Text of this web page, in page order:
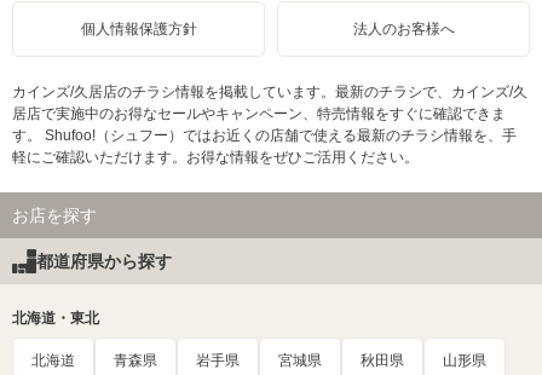
個人情報保護方針 法人のお客様へ
カインズ/久居店のチラシ情報を掲載しています。最新のチラシで、カインズ/久
居店で実施中のお得なセールやキャンペーン、特売情報をすぐに確認できま
す。 Shufoo!（シュフー）ではお近くの店舗で使える最新のチラシ情報を、手
軽にご確認いただけます。お得な情報をぜひご活用ください。
お店を探す
都道府県から探す
北海道・東北
北海道 青森県 岩手県 宮城県 秋田県 山形県